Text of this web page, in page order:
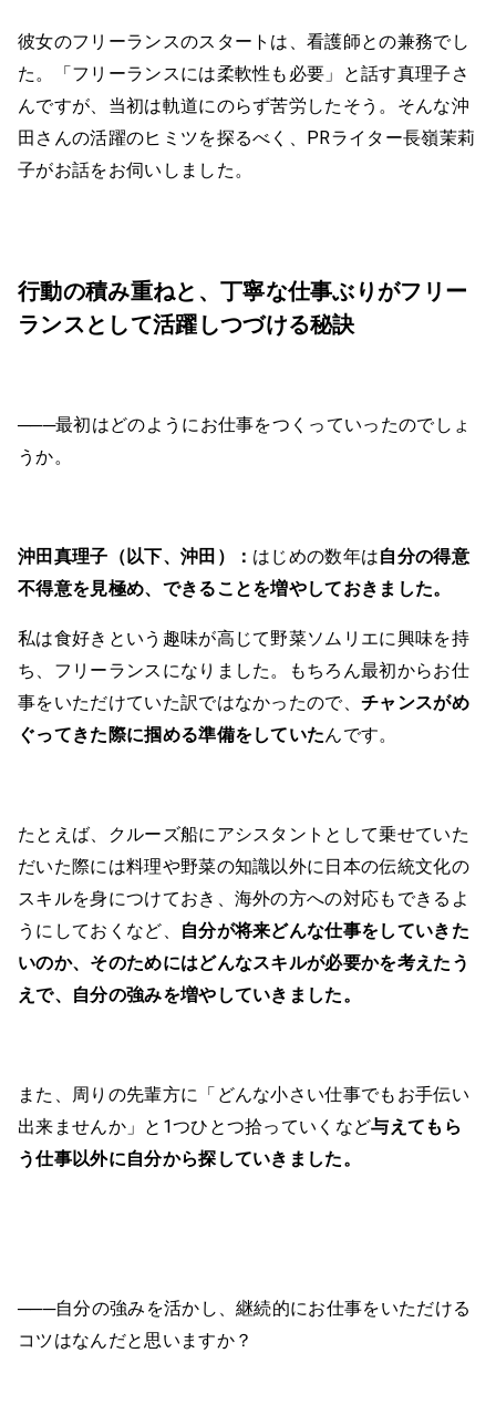
彼女のフリーランスのスタートは、看護師との兼務でし
た。「フリーランスには柔軟性も必要」と話す真理子さ
んですが、当初は軌道にのらず苦労したそう。そんな沖
田さんの活躍のヒミツを探るべく、PRライター長嶺茉莉
子がお話をお伺いしました。
行動の積み重ねと、丁寧な仕事ぶりがフリー
ランスとして活躍しつづける秘訣
───最初はどのようにお仕事をつくっていったのでしょ
うか。
沖田真理子（以下、沖田）： はじめの数年は自分の得意
不得意を見極め、できることを増やしておきました。
私は食好きという趣味が高じて野菜ソムリエに興味を持
ち、フリーランスになりました。もちろん最初からお仕
事をいただけていた訳ではなかったので、チャンスがめ
ぐってきた際に掴める準備をしていたんです。
たとえば、クルーズ船にアシスタントとして乗せていた
だいた際には料理や野菜の知識以外に日本の伝統文化の
スキルを身につけておき、海外の方への対応もできるよ
うにしておくなど、
自分が将来どんな仕事をしていきた
いのか、そのためにはどんなスキルが必要かを考えたう
えで、自分の強みを増やしていきました。
また、周りの先輩方に「どんな小さい仕事でもお手伝い
出来ませんか」と1つひとつ拾っていくなど与えてもら
う仕事以外に自分から探していきました。
───自分の強みを活かし、継続的にお仕事をいただける
コツはなんだと思いますか？